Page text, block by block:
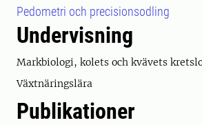
Pedometri och precisionsodling
Undervisning
Markbiologi, kolets och kvävets
Växtnäringslära
Publikationer